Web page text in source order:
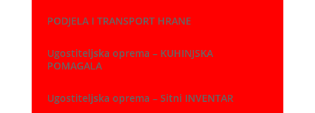
PODJELA I TRANSPORT HRANE
Ugostiteljska oprema – KUHINJSKA
POMAGALA
Ugostiteljska oprema – Sitni INVENTAR